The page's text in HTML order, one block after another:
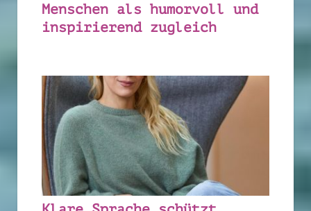
Menschen als humorvoll und
inspirierend zugleich